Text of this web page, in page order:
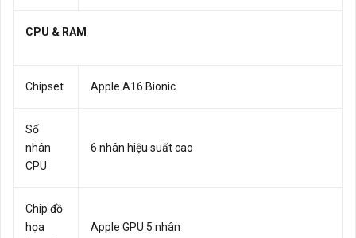
CPU & RAM
Chipset Apple A16 Bionic
Số
nhân
CPU
6 nhân hiệu suất cao
Chip đồ
họa
Apple GPU 5 nhân